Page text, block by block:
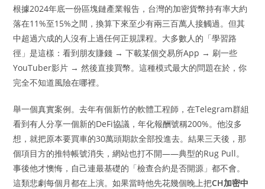
根據2024年底一份區塊鏈產業報告，台灣的加密貨幣持有率大約
落在11%至15%之間，換算下來至少有兩三百萬人接觸過。但其
中超過六成的人沒有上過任何正規課程。大多數人的「學習路
徑」是這樣：看到朋友賺錢 → 下載某個交易所App → 刷一些
YouTuber影片 → 然後直接買幣。這種模式最大的問題在於，你
完全不知道風險在哪裡。
舉一個真實案例。去年有個新竹的軟體工程師，在Telegram群組
看到有人分享一個新的DeFi協議，年化報酬號稱200%。他沒多
想，就把原本要買車的30萬頭期款全部投進去。結果三天後，那
個項目方的推特帳號消失，網站也打不開——典型的Rug Pull。
事後他才懊悔，自己連最基礎的「檢查合約是否開源」都不會。
這類悲劇每個月都在上演。如果當時他先花幾個晚上把CH加密中